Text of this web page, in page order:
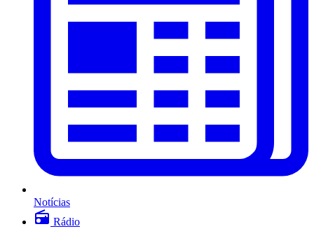
Notícias
Rádio